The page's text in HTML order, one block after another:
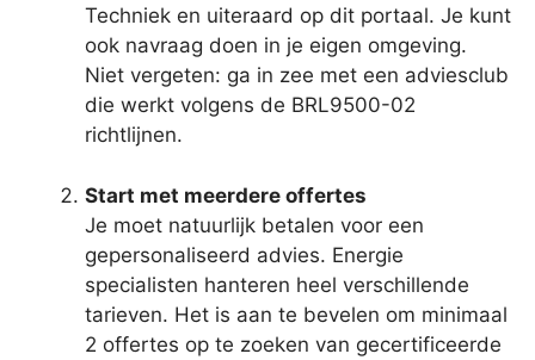
Techniek en uiteraard op dit portaal. Je kunt
ook navraag doen in je eigen omgeving.
Niet vergeten: ga in zee met een adviesclub
die werkt volgens de BRL9500-02
richtlijnen.
Start met meerdere offertes
Je moet natuurlijk betalen voor een
gepersonaliseerd advies. Energie
specialisten hanteren heel verschillende
tarieven. Het is aan te bevelen om minimaal
2 offertes op te zoeken van gecertificeerde